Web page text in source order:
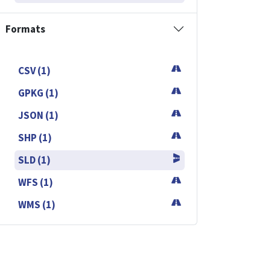
Formats
CSV (1)
GPKG (1)
JSON (1)
SHP (1)
SLD (1)
WFS (1)
WMS (1)